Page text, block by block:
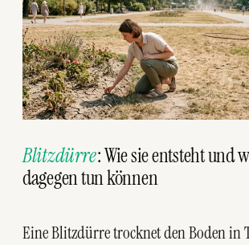
Blitzdürre: Wie sie entsteht und
dagegen tun können
Eine Blitzdürre trocknet den Boden in